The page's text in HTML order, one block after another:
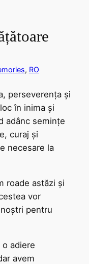
, RO
perseverența și
în inima și
adânc semințe
curaj și
necesare la
roade astăzi și
vor
pentru
adiere
avem